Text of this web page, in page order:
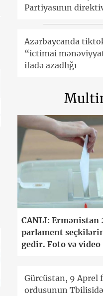
Partiyasının
Azərbaycanda
“ictimai
ifadə azadlığı
CANLI: Ermənistan
parlament
gedir. Foto və video
Gürcüstan, 9 Aprel
ordusunun